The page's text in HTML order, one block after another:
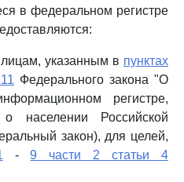
в федеральном регистре
указанным в пунктах
Федерального закона "О
регистре,
населении Российской
закон), для целей,
-9 части 2 статьи 4